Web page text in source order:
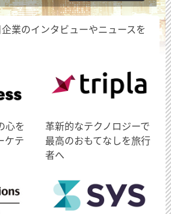
業のインタビューやニュースを
心を
ケテ
革新的なテクノロジーで
最高のおもてなしを旅行
者へ